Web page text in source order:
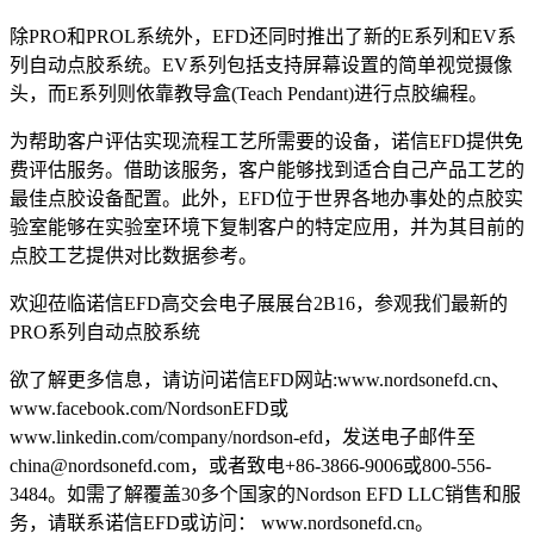
除PRO和PROL系统外，EFD还同时推出了新的E系列和EV系
列自动点胶系统。EV系列包括支持屏幕设置的简单视觉摄像
头，而E系列则依靠教导盒(Teach Pendant)进行点胶编程。
为帮助客户评估实现流程工艺所需要的设备，诺信EFD提供免
费评估服务。借助该服务，客户能够找到适合自己产品工艺的
最佳点胶设备配置。此外，EFD位于世界各地办事处的点胶实
验室能够在实验室环境下复制客户的特定应用，并为其目前的
点胶工艺提供对比数据参考。
欢迎莅临诺信EFD高交会电子展展台2B16，参观我们最新的
PRO系列自动点胶系统
欲了解更多信息，请访问诺信EFD网站:www.nordsonefd.cn、
www.facebook.com/NordsonEFD或
www.linkedin.com/company/nordson-efd，发送电子邮件至
china@nordsonefd.com，或者致电+86-3866-9006或800-556-
3484。如需了解覆盖30多个国家的Nordson EFD LLC销售和服
务，请联系诺信EFD或访问： www.nordsonefd.cn。